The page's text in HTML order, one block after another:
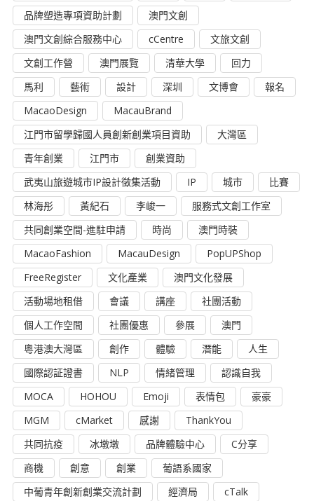
品牌塑造專項資助計劃
澳門文創
澳門文創綜合服務中心
cCentre
文旅文創
文創工作營
澳門展覽 清華大學
回力
馬利
藝術 設計 深圳 文博會
報名
MacaoDesign
MacauBrand
江門市留學歸國人員創新創業項目資助
大灣區
青年創業
江門市
創業資助
武夷山旅遊城市IP設計徵集活動
IP 城市
比賽
林海彤
黃紀石 李峻一
服務式文創工作室
共同創業空間-進駐申請
時尚
澳門時裝
MacaoFashion
MacauDesign
PopUPShop
FreeRegister
文化產業
澳門文化發展
活動場地租借
會議 講座
社團活動
個人工作空間
社團優惠 參展
澳門
粵港澳大灣區
創作 體驗 潛能
人生
國際認証證書
NLP 情緒管理
認識自我
MOCA
HOHOU Emoji 表情包
豪豪
MGM
cMarket 感謝
ThankYou
共同抗疫
冰墩墩 品牌體驗中心
C分享
商機
創意 創業
葡語系國家
中葡青年創新創業交流計劃
經濟局
cTalk